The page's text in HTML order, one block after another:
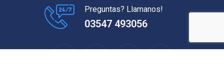
Preguntas? Llamanos!
03547 493056